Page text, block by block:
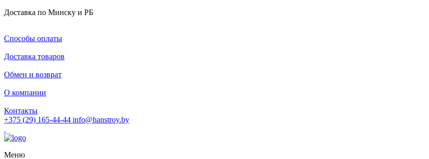
Доставка по Минску и РБ
Способы оплаты
Доставка товаров
Обмен и возврат
О компании
Контакты
+375 (29) 165-44-44 info@hanstroy.by
Меню